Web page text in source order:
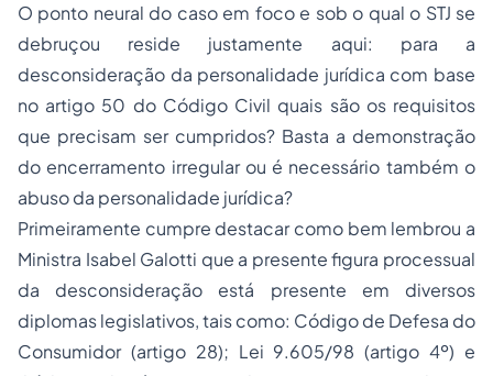
O ponto neural do caso em foco e sob o qual o STJ se
debruçou reside justamente aqui: para a
desconsideração da personalidade jurídica com base
no artigo 50 do Código Civil quais são os requisitos
que precisam ser cumpridos? Basta a demonstração
do encerramento irregular ou é necessário também o
abuso da personalidade jurídica?
Primeiramente cumpre destacar como bem lembrou a
Ministra Isabel Galotti que a presente figura processual
da desconsideração está presente em diversos
diplomas legislativos, tais como: Código de Defesa do
Consumidor (artigo 28); Lei 9.605/98 (artigo 4º) e